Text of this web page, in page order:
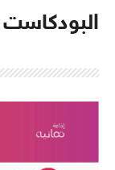
البودكاست